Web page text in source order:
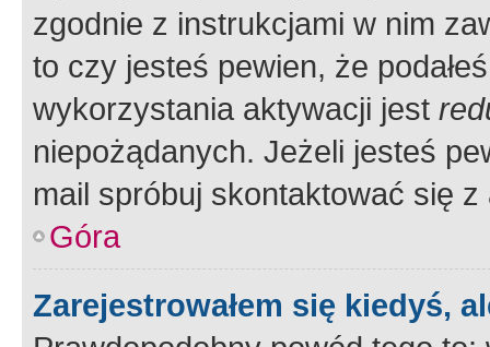
zgodnie z instrukcjami w nim
to czy jesteś pewien, że
wykorzystania aktywacji jest
niepożądanych. Jeżeli jesteś
mail spróbuj skontaktować się
Góra
Zarejestrowałem się kiedyś,